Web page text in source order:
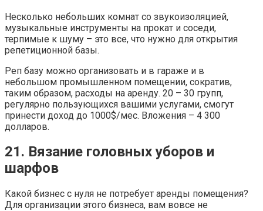
Несколько небольших комнат со звукоизоляцией,
музыкальные инструменты на прокат и соседи,
терпимые к шуму – это все, что нужно для открытия
репетиционной базы.
Реп базу можно организовать и в гараже и в
небольшом промышленном помещении, сократив,
таким образом, расходы на аренду. 20 – 30 групп,
регулярно пользующихся вашими услугами, смогут
принести доход до 1000$/мес. Вложения – 4 300
долларов.
21. Вязание головных уборов и
шарфов
Какой бизнес с нуля не потребует аренды помещения?
Для организации этого бизнеса, вам вовсе не